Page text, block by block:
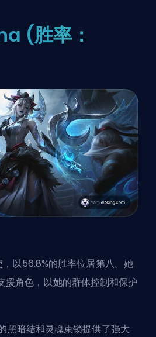
(胜率：
以56.8%的胜率位居第八。她
援角色，以她的群体控制和保护
黑暗结和灵魂束锁提供了强大